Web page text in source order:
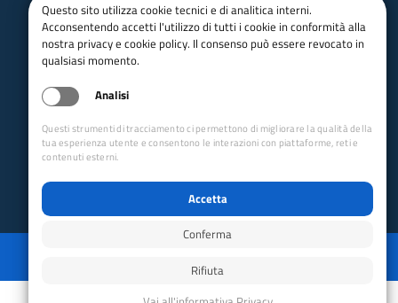
Powered by GRUPPO YEC
Questo sito utilizza cookie tecnici e di analitica interni.
Acconsentendo accetti l'utilizzo di tutti i cookie in conformità alla
nostra privacy e cookie policy. Il consenso può essere revocato in
qualsiasi momento.
Analisi
Questi strumenti di tracciamento ci permettono di migliorare la qualità della
tua esperienza utente e consentono le interazioni con piattaforme, reti e
contenuti esterni.
Accetta
Conferma
Rifiuta